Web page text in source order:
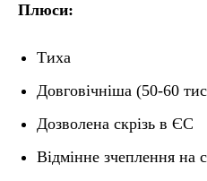
Плюси:
Тиха
Довговічніша (50-60
Дозволена скрізь в ЄС
Відмінне зчеплення на